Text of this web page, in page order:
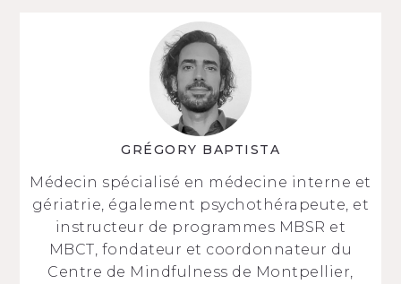
GRÉGORY BAPTISTA
Médecin spécialisé en médecine interne et
gériatrie, également psychothérapeute, et
instructeur de programmes MBSR et
MBCT, fondateur et coordonnateur du
Centre de Mindfulness de Montpellier,